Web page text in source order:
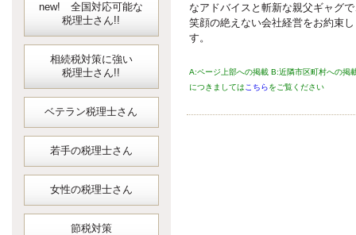
new! 全国対応可能な
税理士さん!!
相続税対策に強い
税理士さん!!
ベテラン税理士さん
若手の税理士さん
女性の税理士さん
節税対策
なアドバイスと斬新な親父ギャグ
笑顔の絶えない会社経営をお約束
す。
A:ページ上部への掲載 B:近隣市区町村への掲
につきましては こちらをご覧ください